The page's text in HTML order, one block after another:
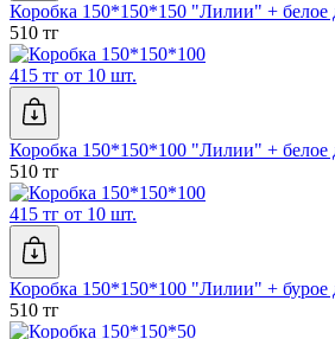
Коробка 150*150*150 "Лилии" + белое
510 тг
415 тг от 10 шт.
Коробка 150*150*100 "Лилии" + белое
510 тг
415 тг от 10 шт.
Коробка 150*150*100 "Лилии" + бурое
510 тг